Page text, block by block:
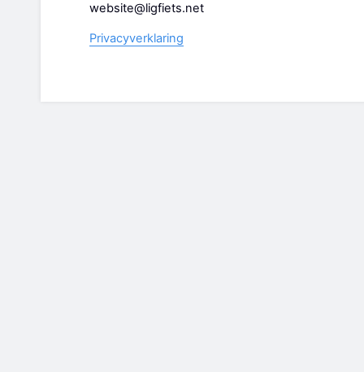
website@ligfiets.net
Privacyverklaring